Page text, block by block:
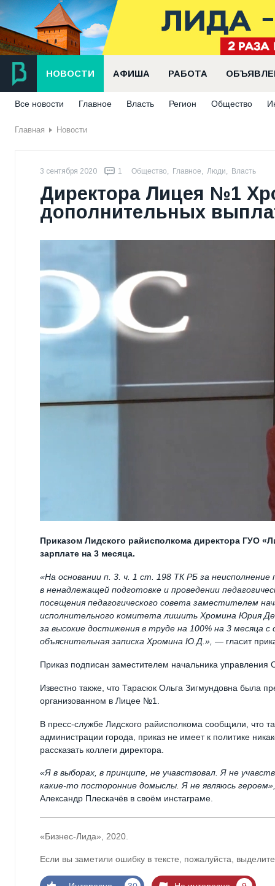
НОВОСТИ АФИША РАБОТА
Все новости Главное Власть Регион Общество
Главная Новости
3 сентября 2020 1 Общество, Главное, Люди, Власть
Директора Лицея №1
дополнительных
Приказом Лидского райисполкома директора ГУО
зарплате на 3 месяца.
«На основании п. 3. ч. 1 ст. 198 ТК РБ за
в ненадлежащей подготовке и проведении
посещения педагогического совета заместителем
исполнительного комитета лишить Хромина Юрия
за высокие достижения в труде на 100% на 3 месяца
объяснительная записка Хромина Ю.Д.», — гласит
Приказ подписан заместителем начальника управления
Известно также, что Тарасюк Ольга Зигмундовна была
организованном в Лицее №1.
В пресс-службе Лидского райисполкома сообщили, что
администрации города, приказ не имеет к политике
рассказать коллеги директора.
«Я в выборах, в принципе, не учавствовал. Я не
какие-то посторонние домыслы. Я не являюсь героем»,
Александр Плескачёв в своём инстаграме.
«Бизнес-Лида», 2020.
Если вы заметили ошибку в тексте, пожалуйста,